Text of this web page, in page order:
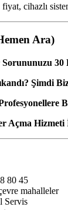
cihazlı
Ara)
Sorununuzu
Şimdi
Açma
80 45
mahalleler
Servis